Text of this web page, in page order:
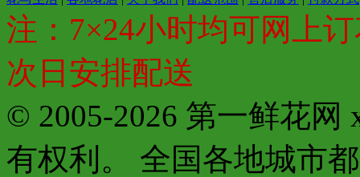
注：7×24小时均可网上
次日安排配送
© 2005-2026 第一鲜花网
有权利。 全国各地城市